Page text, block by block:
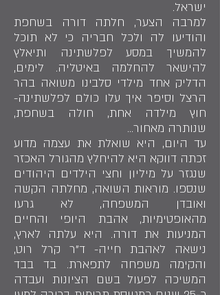
ישראל.
למרבה הצער, חלתה דורה בשחפת
והודיעו לה ולכל חבריה כי לא תוכל
להמשיך במסע לפלשתינה ותיאלץ
להישאר להחלמה באיטליה. לימים,
הדליק אחד מילדי סלבינו משואה בהר
הרצל וסיפר איך עלו כולם לפלשתינה-
חוץ מילדה אחת, חולה בשחפת,
שנותרה מאחור...
עד היום, היא שואלת את עצמה מדוע
זכתה דווקא היא להיחלץ מהגורל האכזר
שנגזר על מיליון וחצי הילדים היהודים
שנספו. מוראות השואה, מחלתה הקשה
ואובדן המשפחה, לא גרעו
מהאופטימיות, אהבת היופי והחיים
המניעות את דורה. היא עלתה לארץ,
נישאה לאהבת חייה- ד"ר קרל רוט,
והקימה משפחה לתפארת. בד בבד
המשיכה לפעול בשם הציונות ועבדה